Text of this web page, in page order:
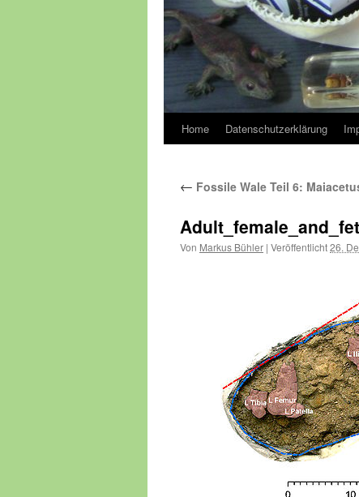
Home Datenschutzerklärung
← Fossile Wale Teil 6:
Von Markus Bühler | Veröffentlicht26.